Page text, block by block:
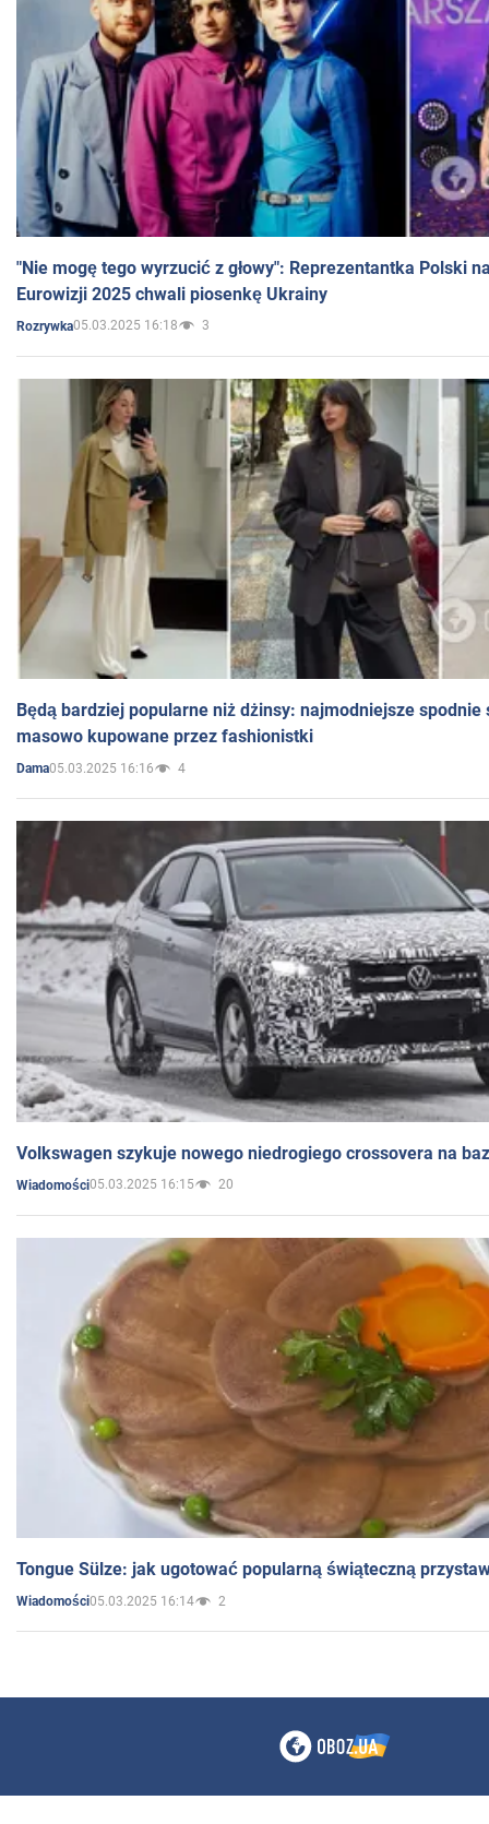
"Nie mogę tego wyrzucić z głowy": Reprezentantka Polski
Eurowizji 2025 chwali piosenkę Ukrainy
Rozrywka05.03.2025 16:18 3
Będą bardziej popularne niż dżinsy: najmodniejsze spodnie
masowo kupowane przez fashionistki
Dama05.03.2025 16:16 4
Volkswagen szykuje nowego niedrogiego crossovera na
Wiadomości05.03.2025 16:15 20
Tongue Sülze: jak ugotować popularną świąteczną
Wiadomości05.03.2025 16:14 2